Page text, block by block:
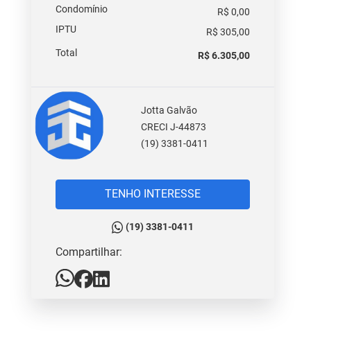
Condomínio
R$ 0,00
IPTU
R$ 305,00
Total
R$ 6.305,00
Jotta Galvão
CRECI J-44873
(19) 3381-0411
TENHO INTERESSE
(19) 3381-0411
Compartilhar: